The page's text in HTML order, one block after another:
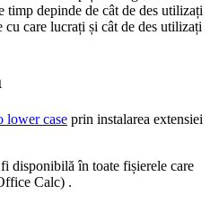
timp depinde de cât de des utilizați
care lucrați și cât de des utilizați
lower case prin instalarea extensiei
disponibilă în toate fișierele care
Calc) .